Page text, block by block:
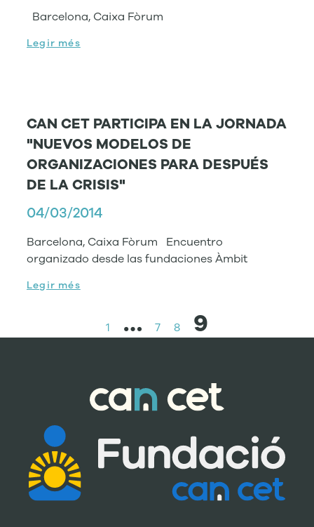
Barcelona, Caixa Fòrum
Legir més
CAN CET PARTICIPA EN LA JORNADA
"NUEVOS MODELOS DE
ORGANIZACIONES PARA DESPUÉS
DE LA CRISIS"
04/03/2014
Barcelona, Caixa Fòrum Encuentro
organizado desde las fundaciones Àmbit
Legir més
1 … 7 8 9